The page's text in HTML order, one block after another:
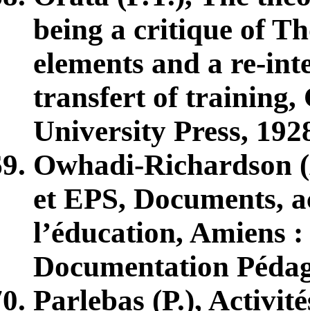
being a critique of
elements and a re-
transfert of training,
University Press,
Owhadi-Richardson
et EPS, Documents,
l’éducation, Amiens
Documentation
Parlebas (P.),